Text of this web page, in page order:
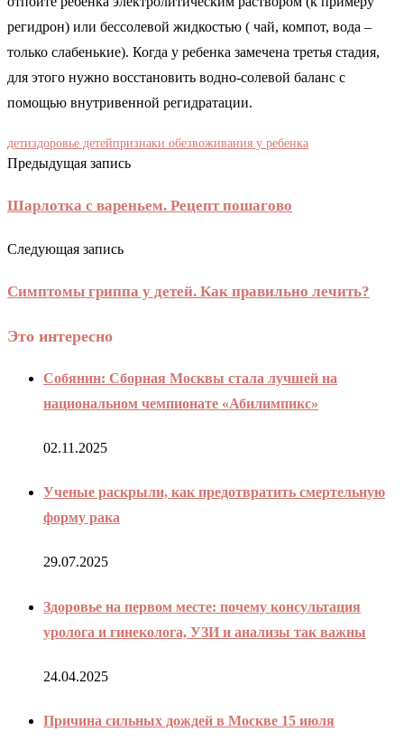
регидрон) или бессолевой жидкостью ( чай, компот, вода –
только слабенькие). Когда у ребенка замечена третья стадия,
для этого нужно восстановить водно-солевой баланс с
помощью внутривенной регидратации.
детиздоровье детейпризнаки обезвоживания у ребенка
Предыдущая запись
Шарлотка с вареньем. Рецепт пошагово
Следующая запись
Симптомы гриппа у детей. Как правильно лечить?
Это интересно
Собянин: Сборная Москвы стала лучшей на
национальном чемпионате «Абилимпикс»
02.11.2025
Ученые раскрыли, как предотвратить смертельную
форму рака
29.07.2025
Здоровье на первом месте: почему консультация
уролога и гинеколога, УЗИ и анализы так важны
24.04.2025
Причина сильных дождей в Москве 15 июля